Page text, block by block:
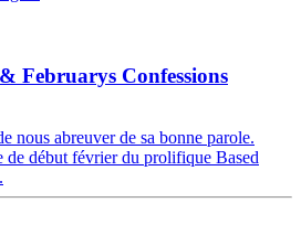
Februarys Confessions
nous abreuver de sa bonne parole.
de début février du prolifique Based